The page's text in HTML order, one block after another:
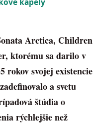
Arctica, Children
ktorému sa darilo v
rokov svojej existencie
a svetu
štúdia o
rýchlejšie než